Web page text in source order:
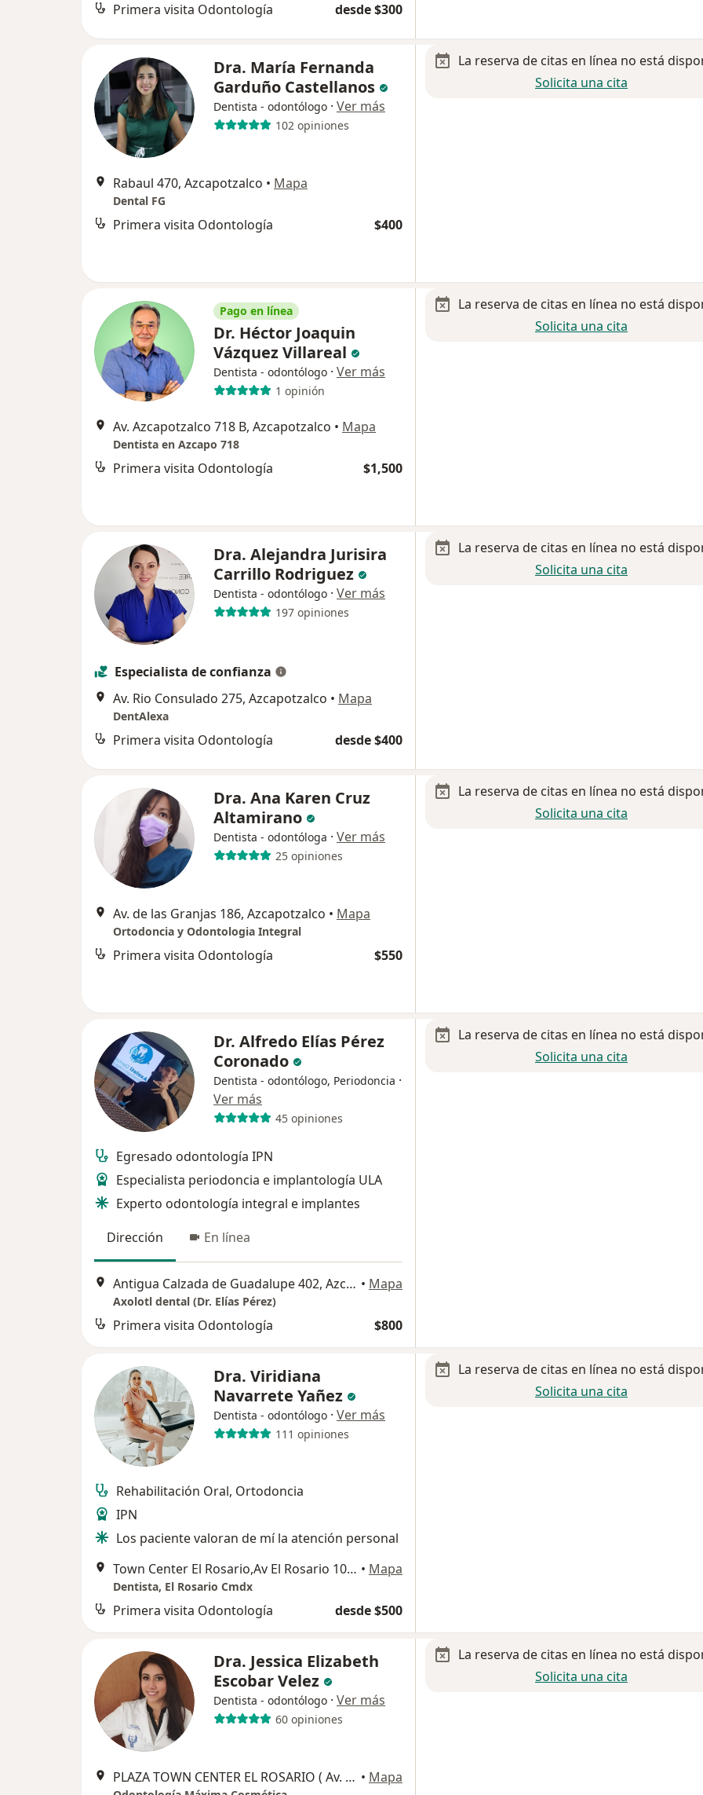
Primera visita Odontología desde $300
Dra. María Fernanda
Garduño Castellanos
Dentista - odontólogo · Ver más
102 opiniones
Rabaul 470, Azcapotzalco • Mapa
Dental FG
Primera visita Odontología $400
La reserva de citas en línea no está
Solicita una cita
Pago en línea
Dr. Héctor Joaquin
Vázquez Villareal
Dentista - odontólogo · Ver más
1 opinión
Av. Azcapotzalco 718 B, Azcapotzalco • Mapa
Dentista en Azcapo 718
Primera visita Odontología $1,500
La reserva de citas en línea no está
Solicita una cita
Dra. Alejandra Jurisira
Carrillo Rodriguez
Dentista - odontólogo · Ver más
197 opiniones
Especialista de confianza
Av. Rio Consulado 275, Azcapotzalco • Mapa
DentAlexa
Primera visita Odontología desde $400
La reserva de citas en línea no está
Solicita una cita
Dra. Ana Karen Cruz
Altamirano
Dentista - odontóloga · Ver más
25 opiniones
Av. de las Granjas 186, Azcapotzalco • Mapa
Ortodoncia y Odontologia Integral
Primera visita Odontología $550
La reserva de citas en línea no está
Solicita una cita
Dr. Alfredo Elías Pérez
Coronado
Dentista - odontólogo, Periodoncia ·
Ver más
45 opiniones
Egresado odontología IPN
Especialista periodoncia e implantología ULA
Experto odontología integral e implantes
Dirección
En línea
Antigua Calzada de Guadalupe 402, Azcapotzalco • Mapa
Axolotl dental (Dr. Elías Pérez)
Primera visita Odontología $800
La reserva de citas en línea no está
Solicita una cita
Dra. Viridiana
Navarrete Yañez
Dentista - odontólogo · Ver más
111 opiniones
Rehabilitación Oral, Ortodoncia
IPN
Los paciente valoran de mí la atención personal
Town Center El Rosario,Av El Rosario 1025, El Rosario, Azcapotzalco., Azcapotzalco • Mapa
Dentista, El Rosario Cmdx
Primera visita Odontología desde $500
La reserva de citas en línea no está
Solicita una cita
Dra. Jessica Elizabeth
Escobar Velez
Dentista - odontólogo · Ver más
60 opiniones
PLAZA TOWN CENTER EL ROSARIO ( Av. El Rosario, Azcapotzalco), Business & Therapy place, CONSULTORIO 51, Azcapotzalco • Mapa
La reserva de citas en línea no está
Solicita una cita